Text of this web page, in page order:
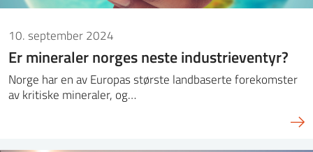
10. september 2024
Er mineraler norges neste industrieventyr?
Norge har en av Europas største landbaserte forekomster
av kritiske mineraler, og…